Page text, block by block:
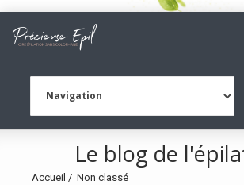
Le blog de
Accueil
Non classé